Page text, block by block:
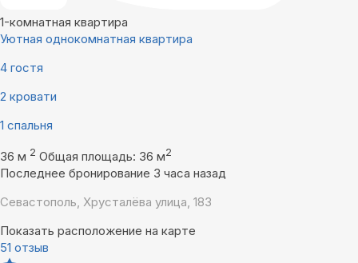
1-комнатная квартира
Уютная однокомнатная квартира
4 гостя
2 кровати
1 спальня
36 м 2 Общая площадь: 36 м2
Последнее бронирование 3 часа назад
Севастополь, Хрусталёва улица, 183
Показать расположение на карте
51 отзыв